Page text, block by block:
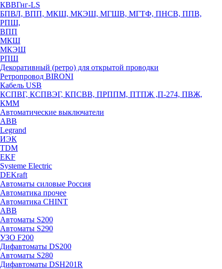
КВВГнг-LS
БПВЛ, ВПП, МКШ, МКЭШ, МГШВ, МГТФ, ПНСВ, ППВ,
РПШ,
ВПП
МКШ
МКЭШ
РПШ
Декоративный (ретро) для открытой проводки
Ретропровод BIRONI
Кабель USB
КСПВГ, КСПВЭГ, КПСВВ, ПРППМ, ПТПЖ ,П-274, ПВЖ,
КММ
Автоматические выключатели
ABB
Legrand
ИЭК
TDM
EKF
Systeme Electric
DEKraft
Автоматы силовые Россия
Автоматика прочее
Автоматика CHINT
ABB
Автоматы S200
Автоматы S290
УЗО F200
Дифавтоматы DS200
Автоматы S280
Дифавтоматы DSH201R